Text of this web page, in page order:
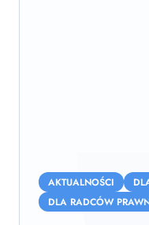
RegatyAKTUALNOŚCI
DLA RADCÓW